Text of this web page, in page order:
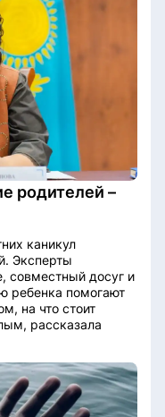
родителей –
каникул
Эксперты
совместный досуг и
ребенка помогают
на что стоит
рассказала